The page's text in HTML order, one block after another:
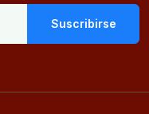
Suscribirse